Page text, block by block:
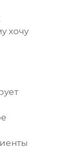
хочу